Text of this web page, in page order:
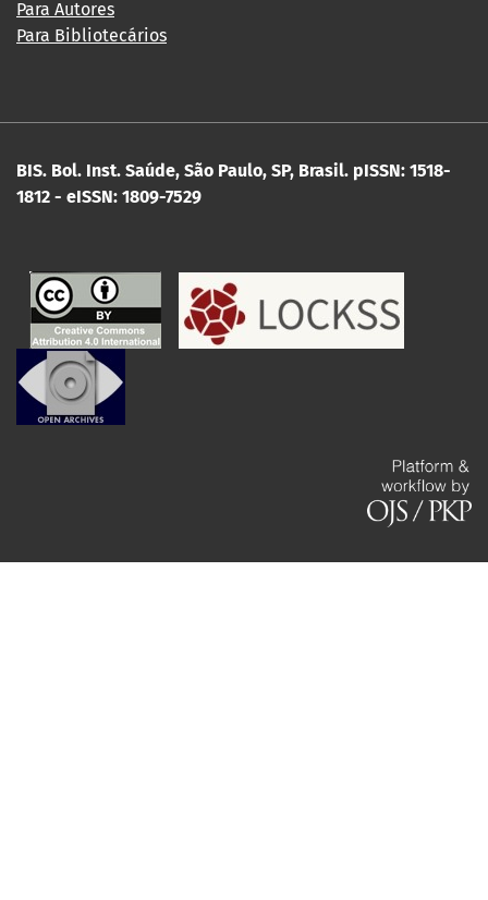
Para Autores
Para Bibliotecários
BIS. Bol. Inst. Saúde, São Paulo, SP, Brasil. pISSN: 1518-
1812 - eISSN: 1809-7529